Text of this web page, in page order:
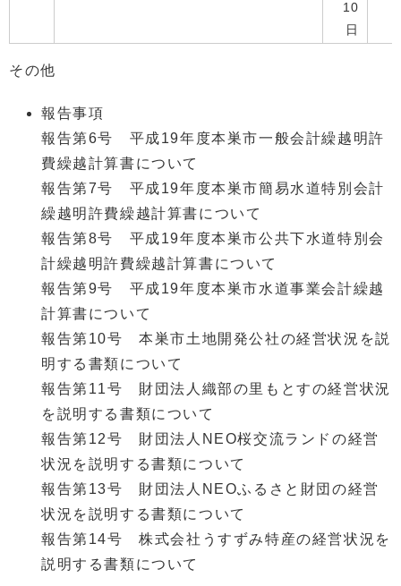
10
日
その他
報告事項
報告第6号 平成19年度本巣市一般会計繰越明許
費繰越計算書について
報告第7号 平成19年度本巣市簡易水道特別会計
繰越明許費繰越計算書について
報告第8号 平成19年度本巣市公共下水道特別会
計繰越明許費繰越計算書について
報告第9号 平成19年度本巣市水道事業会計繰越
計算書について
報告第10号 本巣市土地開発公社の経営状況を説
明する書類について
報告第11号 財団法人織部の里もとすの経営状況
を説明する書類について
報告第12号 財団法人NEO桜交流ランドの経営
状況を説明する書類について
報告第13号 財団法人NEOふるさと財団の経営
状況を説明する書類について
報告第14号 株式会社うすずみ特産の経営状況を
説明する書類について